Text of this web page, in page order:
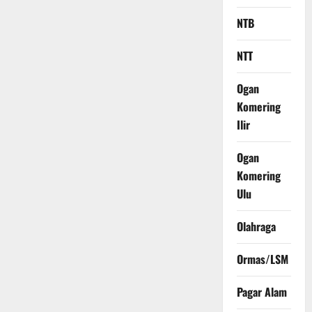
NTB
NTT
Ogan
Komering
Ilir
Ogan
Komering
Ulu
Olahraga
Ormas/LSM
Pagar Alam